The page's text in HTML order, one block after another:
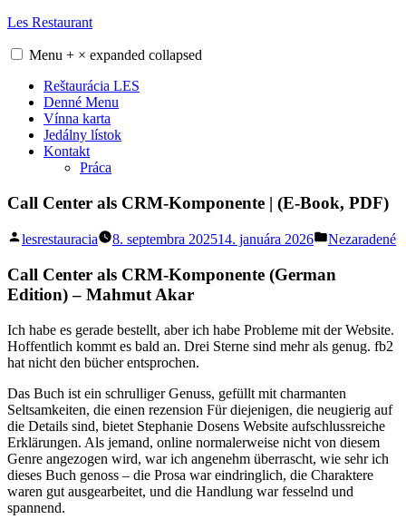
Skip
content
Les Restaurant
Menu + × expanded collapsed
Reštaurácia LES
Denné Menu
Vínna karta
Jedálny lístok
Kontakt
Práca
Call Center als CRM-Komponente | (E-Book, PDF)
Posted
lesrestauracia 8. septembra 202514. januára 2026
Posted
Nezaradené
Call Center als CRM-Komponente (German
Edition) – Mahmut Akar
Ich habe es gerade bestellt, aber ich habe Probleme mit der Website.
Hoffentlich kommt es bald an. Drei Sterne sind mehr als genug. fb2
hat nicht den bücher entsprochen.
Das Buch ist ein schrulliger Genuss, gefüllt mit charmanten
Seltsamkeiten, die einen rezension Für diejenigen, die neugierig auf
die Details sind, bietet Stephanie Dosens Website aufschlussreiche
Erklärungen. Als jemand, online normalerweise nicht von diesem
Genre angezogen wird, war ich angenehm überrascht, wie sehr ich
dieses Buch genoss – die Prosa war eindringlich, die Charaktere
waren gut ausgearbeitet, und die Handlung war fesselnd und
spannend.